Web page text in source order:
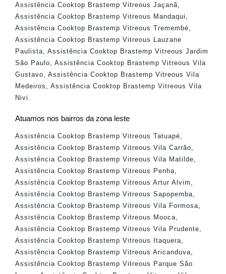
Assistência Cooktop Brastemp Vitreous Jaçanã
Assistência Cooktop Brastemp Vitreous Mandaqui
Assistência Cooktop Brastemp Vitreous Tremembé
Assistência Cooktop Brastemp Vitreous Lauzane
Paulista
Assistência Cooktop Brastemp Vitreous Jardim
São Paulo
Assistência Cooktop Brastemp Vitreous Vila
Gustavo
Assistência Cooktop Brastemp Vitreous Vila
Medeiros
Assistência Cooktop Brastemp Vitreous Vila
Nivi
Atuamos nos bairros da zona leste
Assistência Cooktop Brastemp Vitreous Tatuapé,
Assistência Cooktop Brastemp Vitreous Vila Carrão,
Assistência Cooktop Brastemp Vitreous Vila Matilde,
Assistência Cooktop Brastemp Vitreous Penha,
Assistência Cooktop Brastemp Vitreous Artur Alvim ,
Assistência Cooktop Brastemp Vitreous Sapopemba,
Assistência Cooktop Brastemp Vitreous Vila Formosa,
Assistência Cooktop Brastemp Vitreous Mooca,
Assistência Cooktop Brastemp Vitreous Vila Prudente,
Assistência Cooktop Brastemp Vitreous Itaquera,
Assistência Cooktop Brastemp Vitreous Aricanduva,
Assistência Cooktop Brastemp Vitreous Parque São